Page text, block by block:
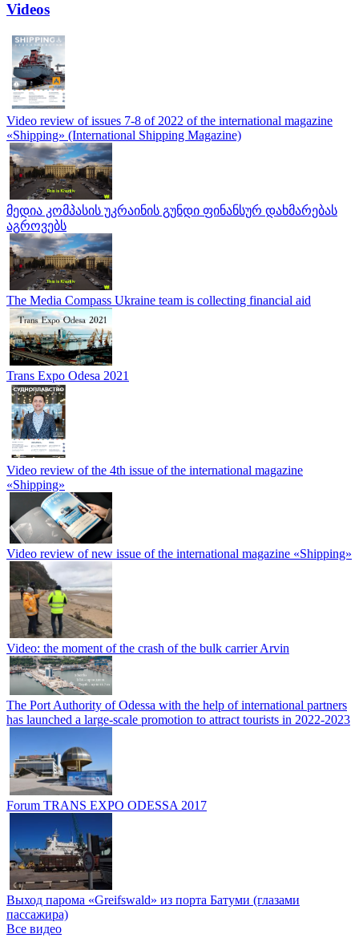
Videos
Video review of issues 7-8 of 2022 of the international magazine
«Shipping» (International Shipping Magazine)
მედია კომპასის უკრაინის გუნდი ფინანსურ დახმარებას
აგროვებს
The Media Compass Ukraine team is collecting financial aid
Trans Expo Odesa 2021
Video review of the 4th issue of the international magazine
«Shipping»
Video review of new issue of the international magazine «Shipping»
Video: the moment of the crash of the bulk carrier Arvin
The Port Authority of Odessa with the help of international partners
has launched a large-scale promotion to attract tourists in 2022-2023
Forum TRANS EXPO ODESSA 2017
Выход парома «Greifswald» из порта Батуми (глазами
пассажира)
Все видео